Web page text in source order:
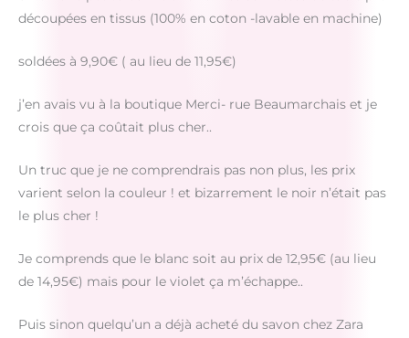
découpées en tissus (100% en coton -lavable en machine)
soldées à 9,90€ ( au lieu de 11,95€)
j’en avais vu à la boutique Merci- rue Beaumarchais et je
crois que ça coûtait plus cher..
Un truc que je ne comprendrais pas non plus, les prix
varient selon la couleur ! et bizarrement le noir n’était pas
le plus cher !
Je comprends que le blanc soit au prix de 12,95€ (au lieu
de 14,95€) mais pour le violet ça m’échappe..
Puis sinon quelqu’un a déjà acheté du savon chez Zara